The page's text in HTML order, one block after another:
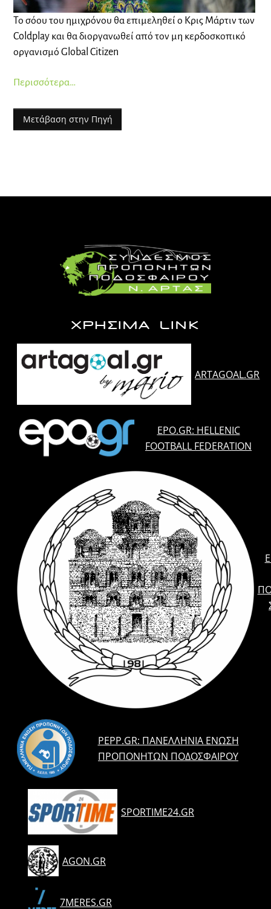
Το σόου του ημιχρόνου θα επιμεληθεί ο Κρις Μάρτιν των
Coldplay και θα διοργανωθεί από τον μη κερδοσκοπικό
οργανισμό Global Citizen
Περισσότερα…
Μετάβαση στην Πηγή
ΧΡΗΣΙΜΑ LINK
ARTAGOAL.GR
EPO.GR: HELLENIC
FOOTBALL FEDERATION
PEPP.GR: ΠΑΝΕΛΛΉΝΙΑ ΈΝΩΣΗ
ΠΡΟΠΟΝΗΤΏΝ ΠΟΔΟΣΦΑΊΡΟΥ
SPORTIME24.GR
AGON.GR
7MERES.GR